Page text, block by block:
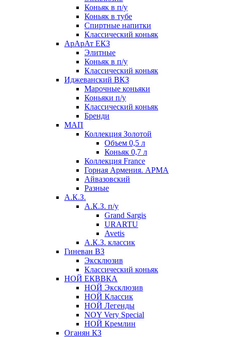
Коньяк в п/у
Коньяк в тубе
Спиртные напитки
Классический коньяк
АрАрАт ЕКЗ
Элитные
Коньяк в п/у
Классический коньяк
Иджеванский ВКЗ
Марочные коньяки
Коньяки п/у
Классический коньяк
Бренди
МАП
Коллекция Золотой
Объем 0,5 л
Коньяк 0,7 л
Коллекция France
Горная Армения. АРМА
Айвазовский
Разные
А.К.З.
А.К.З. п/у
Grand Sargis
URARTU
Avetis
А.К.З. классик
Гиневан ВЗ
Эксклюзив
Классический коньяк
НОЙ ЕКВВКА
НОЙ Эксклюзив
НОЙ Классик
НОЙ Легенды
NOY Very Speсial
НОЙ Кремлин
Оганян КЗ